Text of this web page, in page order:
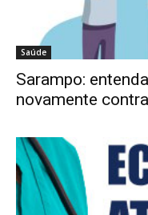
Saúde
Sarampo:
novamente